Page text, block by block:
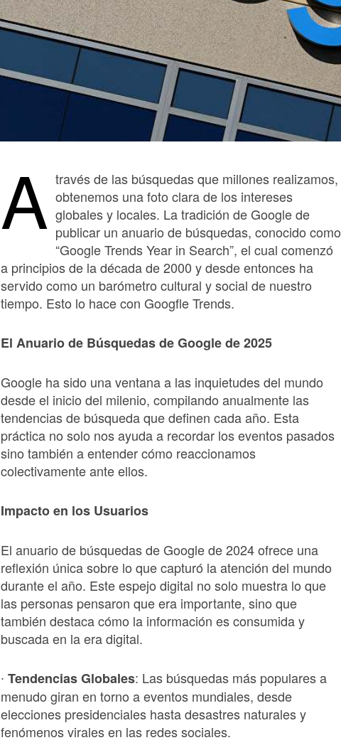
A través de las búsquedas que millones realizamos,
obtenemos una foto clara de los intereses
globales y locales. La tradición de Google de
publicar un anuario de búsquedas, conocido como
“Google Trends Year in Search”, el cual comenzó
a principios de la década de 2000 y desde entonces ha
servido como un barómetro cultural y social de nuestro
tiempo. Esto lo hace con Googfle Trends.
El Anuario de Búsquedas de Google de 2025
Google ha sido una ventana a las inquietudes del mundo
desde el inicio del milenio, compilando anualmente las
tendencias de búsqueda que definen cada año. Esta
práctica no solo nos ayuda a recordar los eventos pasados
sino también a entender cómo reaccionamos
colectivamente ante ellos.
Impacto en los Usuarios
El anuario de búsquedas de Google de 2024 ofrece una
reflexión única sobre lo que capturó la atención del mundo
durante el año. Este espejo digital no solo muestra lo que
las personas pensaron que era importante, sino que
también destaca cómo la información es consumida y
buscada en la era digital.
∙ Tendencias Globales: Las búsquedas más populares a
menudo giran en torno a eventos mundiales, desde
elecciones presidenciales hasta desastres naturales y
fenómenos virales en las redes sociales.